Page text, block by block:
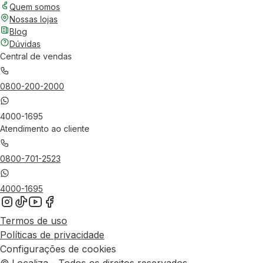
Quem somos
Nossas lojas
Blog
Dúvidas
Central de vendas
0800-200-2000
4000-1695
Atendimento ao cliente
0800-701-2523
4000-1695
Termos de uso
Políticas de privacidade
Configurações de cookies